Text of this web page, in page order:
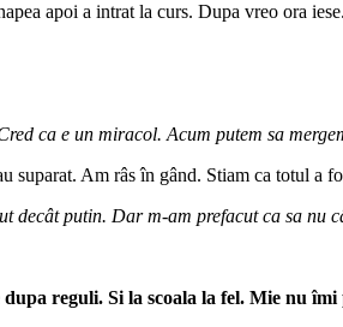
apoi a intrat la curs. Dupa vreo ora
ca e un miracol. Acum putem sa
suparat. Am râs în gând. Stiam ca totul a
decât putin. Dar m-am prefacut ca sa nu
reguli. Si la scoala la fel. Mie nu